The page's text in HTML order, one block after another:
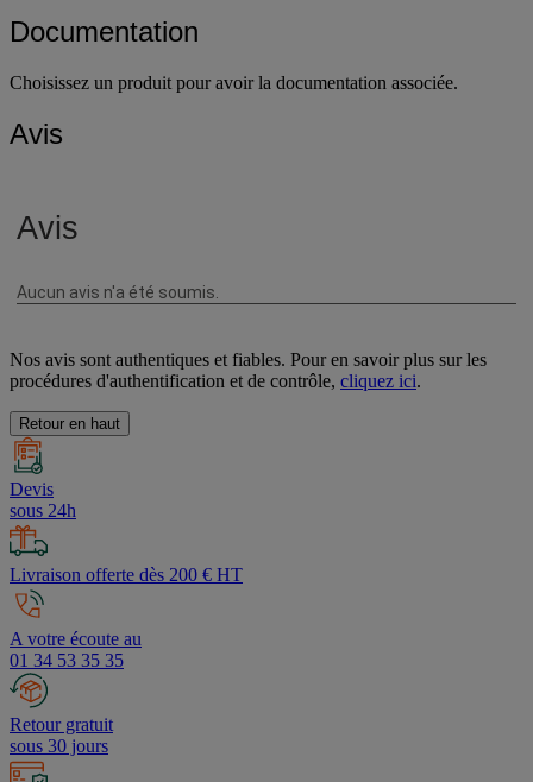
Documentation
Choisissez un produit pour avoir la documentation associée.
Avis
Nos avis sont authentiques et fiables. Pour en savoir plus sur les
procédures d'authentification et de contrôle, cliquez ici.
Retour en haut
Devis
sous 24h
Livraison offerte dès 200 € HT
A votre écoute au
01 34 53 35 35
Retour gratuit
sous 30 jours